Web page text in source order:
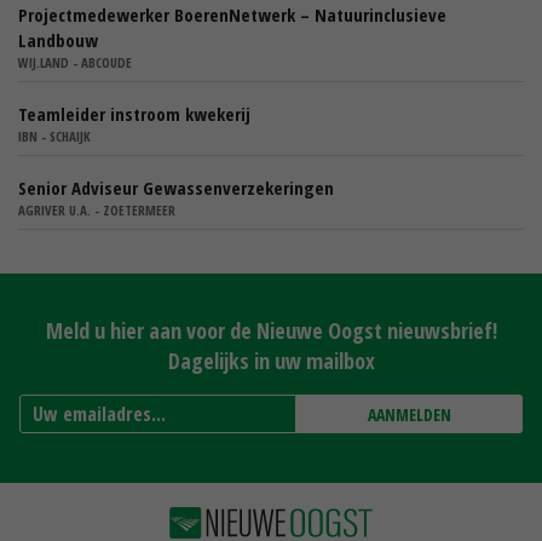
Projectmedewerker BoerenNetwerk – Natuurinclusieve
Landbouw
WIJ.LAND - ABCOUDE
Teamleider instroom kwekerij
IBN - SCHAIJK
Senior Adviseur Gewassenverzekeringen
AGRIVER U.A. - ZOETERMEER
Meld u hier aan voor de Nieuwe Oogst nieuwsbrief!
Dagelijks in uw mailbox
AANMELDEN